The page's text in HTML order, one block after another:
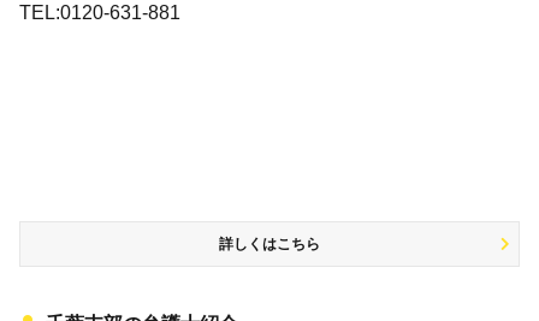
TEL:0120-631-881
詳しくはこちら